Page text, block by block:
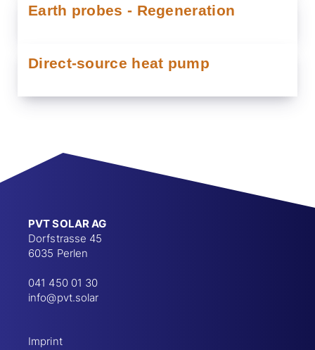
Earth probes - Regeneration
Direct-source heat pump
PVT SOLAR AG
Dorfstrasse 45
6035 Perlen
041 450 01 30
info@pvt.solar
Imprint